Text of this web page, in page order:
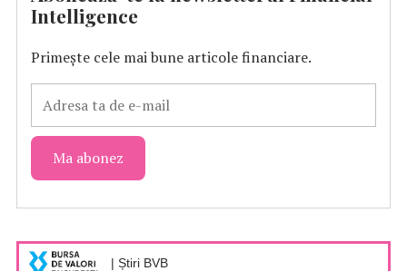
Intelligence
Primește cele mai bune articole financiare.
| Știri BVB